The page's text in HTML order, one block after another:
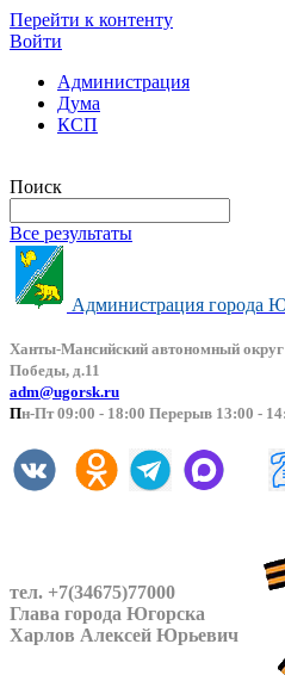
Перейти к контенту
Войти
Администрация
Дума
КСП
Поиск
Все результаты
Администрация города
Ханты-Мансийский автономный
Победы, д.11
adm@ugorsk.ru
Пн-Пт 09:00 - 18:00 Перерыв 13:00 -
тел. +7(34675)77000
Глава города Югорска
Харлов Алексей Юрьевич